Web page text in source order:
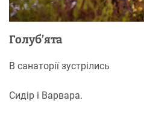
Голуб’ята
В санаторії зустрілись
Сидір і Варвара.